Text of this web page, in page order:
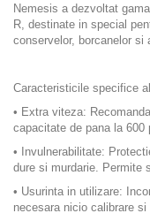
Nemesis a dezvoltat
R, destinate in special
conservelor, borcanelor si
Caracteristicile specifice
• Extra viteza:
capacitate de pana la
• Invulnerabilitate:
dure si murdarie. Permite
• Usurinta in utilizare:
necesara nicio calibrare